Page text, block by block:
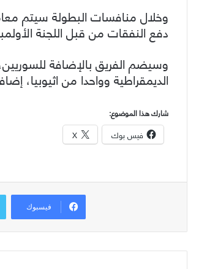
وخلال منافسات البطولة سيتم
دفع النفقات من قبل اللجنة
وسيضم الفريق بالإضافة
الديمقراطية وواحدا من اثيوبيا، إضافة إلى
شارك هذا الموضوع:
فيس بوك X
فيسبوك